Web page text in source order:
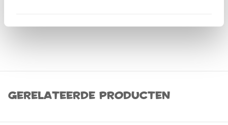
Gerelateerde producten